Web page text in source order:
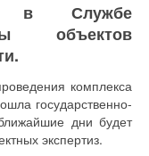
в Службе
объектов
комплекса
государственно-
дни будет
экспертиз.